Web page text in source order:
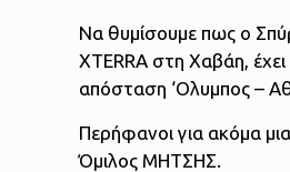
Να θυμίσουμε πως ο
XTERRA στη Χαβάη,
απόσταση ‘Ολυμπος –
Περήφανοι για ακόμα
Όμιλος ΜΗΤΣΗΣ.